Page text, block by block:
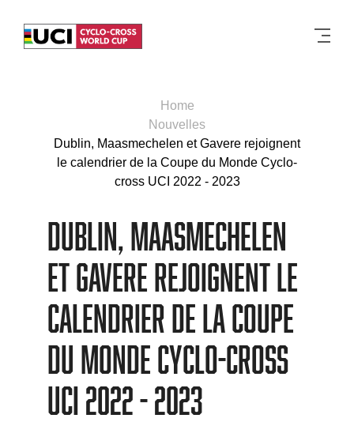
Home
Nouvelles
Dublin, Maasmechelen et Gavere rejoignent
le calendrier de la Coupe du Monde Cyclo-
cross UCI 2022 - 2023
Dublin, Maasmechelen
et Gavere rejoignent le
calendrier de la Coupe
du Monde Cyclo-cross
UCI 2022 - 2023